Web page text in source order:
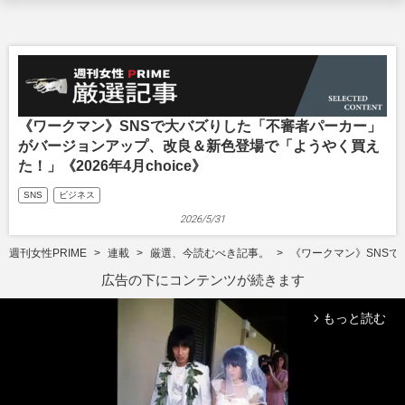
《ワークマン》SNSで大バズりした「不審者パーカー」
がバージョンアップ、改良＆新色登場で「ようやく買え
た！」《2026年4月choice》
SNS ビジネス
2026/5/31
週刊女性PRIME 連載 厳選、今読むべき記事。 《ワークマン》SNS
広告の下にコンテンツが続きます
arrow_forward_ios もっと読む